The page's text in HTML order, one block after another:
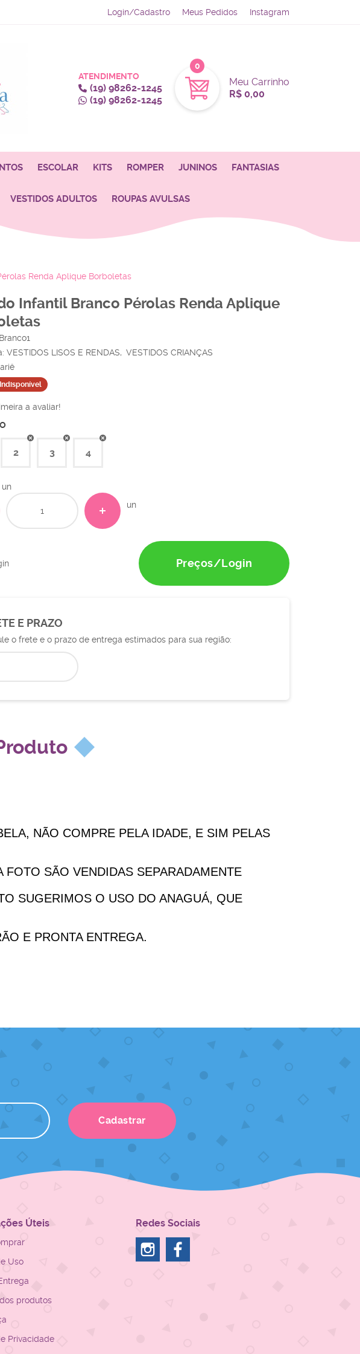
Login/Cadastro Meus Pedidos Instagram
ATENDIMENTO
(19)98262-1245
(19)98262-1245
Meu Carrinho
0
R$ 0,00
ESCOLAR KITS ROMPER JUNINOS FANTASIAS
VESTIDOS ADULTOS ROUPAS AVULSAS
Renda Aplique Borboletas
Infantil Branco Pérolas Renda Aplique
VESTIDOS LISOS E RENDAS
VESTIDOS CRIANÇAS
a avaliar!
2 3 4
un
un
Preços/Login
E PRAZO
o frete e o prazo de entrega estimados para sua região:
NÃO COMPRE PELA IDADE, E SIM PELAS
SÃO VENDIDAS SEPARADAMENTE
SUGERIMOS O USO DO ANAGUÁ, QUE
E PRONTA ENTREGA.
Cadastrar
Úteis
Uso
produtos
Privacidade
Redes Sociais